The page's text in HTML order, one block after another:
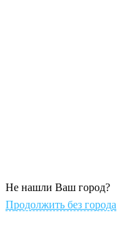
Не нашли Ваш город?
Продолжить без города